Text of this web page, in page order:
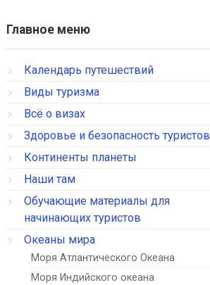
Главное меню
Календарь путешествий
Виды туризма
Всё о визах
Здоровье и безопасность туристов
Континенты планеты
Наши там
Обучающие материалы для
начинающих туристов
Океаны мира
Моря Атлантического Океана
Моря Индийского океана